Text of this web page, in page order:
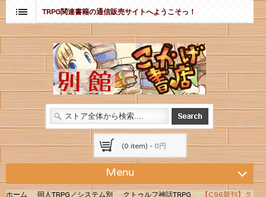
TRPG関連書籍の通信販売サイトへようこそっ！
(0 item) - 0円
Menu
ホーム 同人TRPG／システム別 クトゥルフ神話TRPG
【C96新刊】ク